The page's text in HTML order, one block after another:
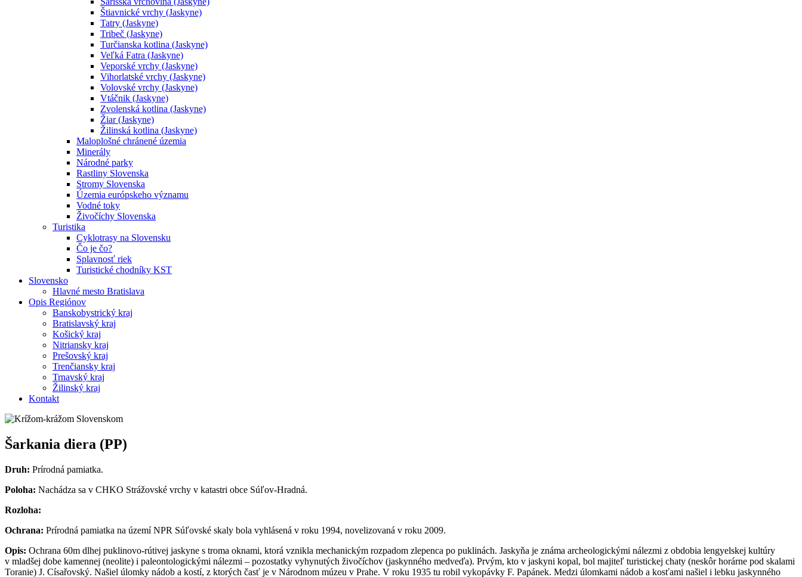
Štiavnické vrchy (Jaskyne)
Tatry (Jaskyne)
Tribeč (Jaskyne)
Turčianska kotlina (Jaskyne)
Veľká Fatra (Jaskyne)
Veporské vrchy (Jaskyne)
Vihorlatské vrchy (Jaskyne)
Volovské vrchy (Jaskyne)
Vtáčnik (Jaskyne)
Zvolenská kotlina (Jaskyne)
Žiar (Jaskyne)
Žilinská kotlina (Jaskyne)
Maloplošné chránené územia
Minerály
Národné parky
Rastliny Slovenska
Stromy Slovenska
Územia európskeho významu
Vodné toky
Živočíchy Slovenska
Turistika
Cyklotrasy na Slovensku
Čo je čo?
Splavnosť riek
Turistické chodníky KST
Slovensko
Hlavné mesto Bratislava
Opis Regiónov
Banskobystrický kraj
Bratislavský kraj
Košický kraj
Nitriansky kraj
Prešovský kraj
Trenčiansky kraj
Trnavský kraj
Žilinský kraj
Kontakt
Šarkania diera (PP)
Druh: Prírodná pamiatka.
Poloha: Nachádza sa v CHKO Strážovské vrchy v katastri obce Súľov-Hradná.
Rozloha:
Ochrana: Prírodná pamiatka na území NPR Súľovské skaly bola vyhlásená v roku 1994, novelizovaná v roku 2009.
Opis: Ochrana 60m dlhej puklinovo-rútivej jaskyne s troma oknami, ktorá vznikla mechanickým rozpadom zlepenca po puklinách. Jaskyňa je známa archeologickými nálezmi z obdobia lengyelskej kultúry
v mladšej dobe kamennej (neolite) i paleontologickými nálezmi – pozostatky vyhynutých živočíchov (jaskynného medveďa). Prvým, kto v jaskyni kopal, bol majiteľ turistickej chaty (neskôr horárne pod skalami
Toranie) J. Císařovský. Našiel úlomky nádob a kostí, z ktorých časť je v Národnom múzeu v Prahe. V roku 1935 tu robil vykopávky F. Papánek. Medzi úlomkami nádob a kosťami našiel i lebku jaskynného